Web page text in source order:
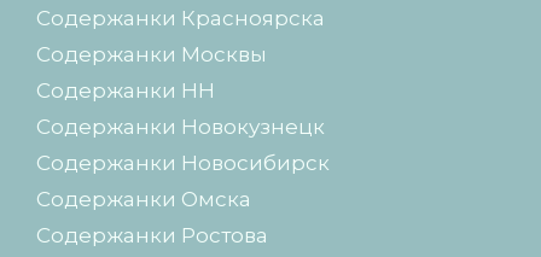
Содержанки Красноярска
Содержанки Москвы
Содержанки НН
Содержанки Новокузнецк
Содержанки Новосибирск
Содержанки Омска
Содержанки Ростова